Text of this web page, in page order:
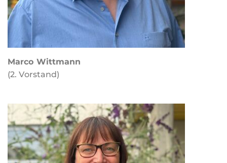
Marco Wittmann
(2. Vorstand)